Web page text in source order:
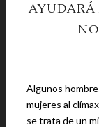
Algunos
mujeres al
se trata de un